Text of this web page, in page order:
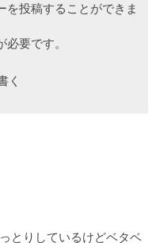
を投稿することができま
必要です。
く
とりしているけどベタベ